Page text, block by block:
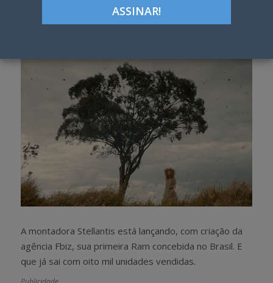
Google+
A montadora Stellantis está lançando, com criação da
agência Fbiz, sua primeira Ram concebida no Brasil. E
que já sai com oito mil unidades vendidas.